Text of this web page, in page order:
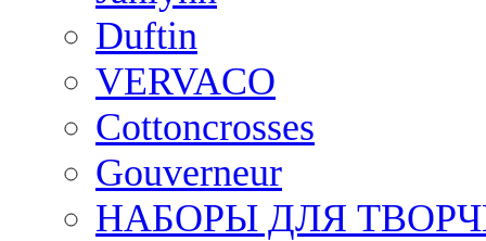
Duftin
VERVACO
Cottoncrosses
Gouverneur
НАБОРЫ ДЛЯ